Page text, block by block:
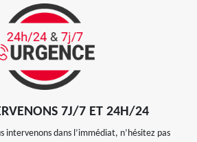
7J/7 ET 24H/24
intervenons dans l’immédiat, n’hésitez pas